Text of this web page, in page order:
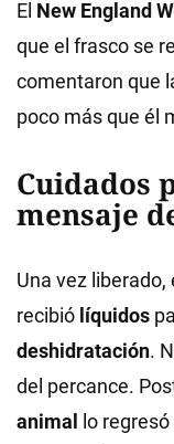
El New England
que el frasco se
comentaron que
poco más que él
Cuidados
mensaje
Una vez
recibió líquidos
deshidratación.
del percance.
animal
lo regresó